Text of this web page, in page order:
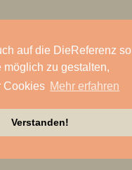
auf die DieReferenz so
möglich zu gestalten,
Cookies Mehr erfahren
Verstanden!